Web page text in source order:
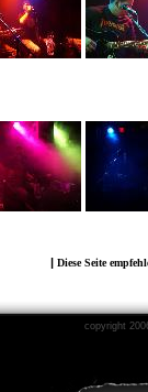
| Diese Seite
copyright